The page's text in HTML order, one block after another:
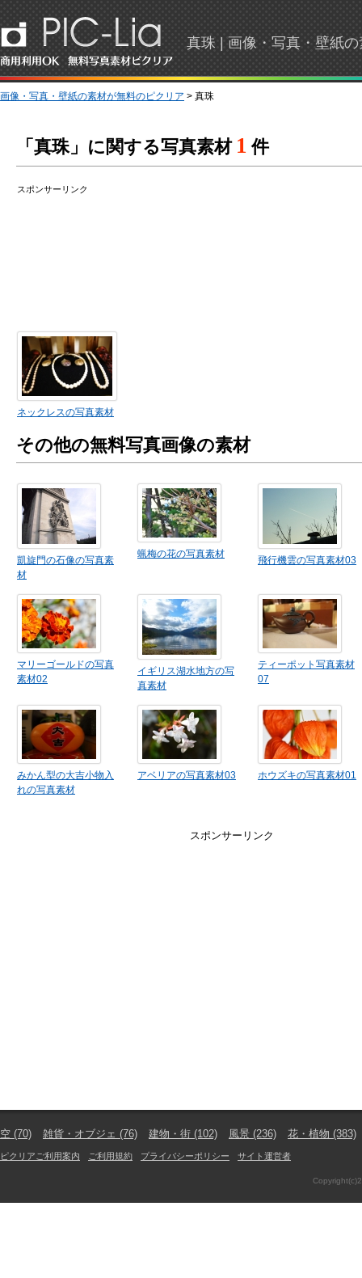
真珠 | 画像・写真・壁紙
画像・写真・壁紙の素材が無料のピクリア > 真珠
「真珠」に関する写真素材 1 件
スポンサーリンク
ネックレスの写真素材
その他の無料写真画像の素材
凱旋門の石像の写真素
材
蝋梅の花の写真素材
飛行機雲の写真素材03
マリーゴールドの写真
素材02
イギリス湖水地方の写
真素材
ティーポット写真素材
07
みかん型の大吉小物入
れの写真素材
アベリアの写真素材03 ホウズキの写真素材01
スポンサーリンク
空 (70) 雑貨・オブジェ (76) 建物・街 (102) 風景 (236) 花・植物 (383)
ピクリアご利用案内 ご利用規約 プライバシーポリシー サイト運営者